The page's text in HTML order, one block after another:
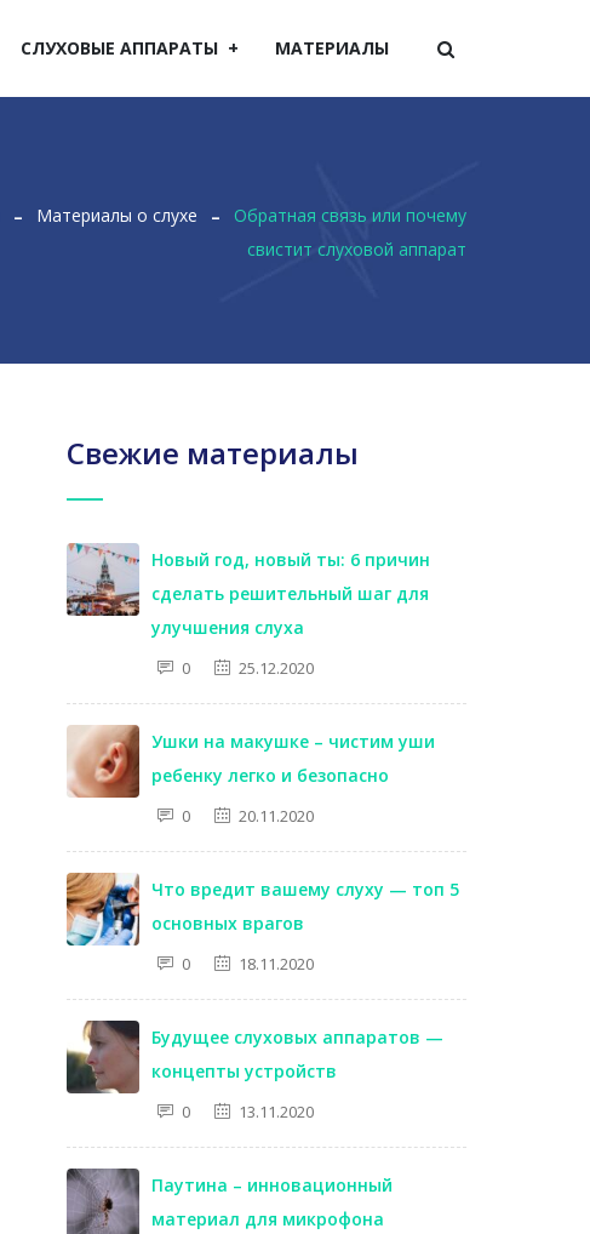
СЛУХОВЫЕ АППАРАТЫ МАТЕРИАЛЫ
Материалы о слухе
Обратная связь или почему
свистит слуховой аппарат
Свежие материалы
Новый год, новый ты: 6 причин
сделать решительный шаг для
улучшения слуха
0 25.12.2020
Ушки на макушке – чистим уши
ребенку легко и безопасно
0 20.11.2020
Что вредит вашему слуху — топ 5
основных врагов
0 18.11.2020
Будущее слуховых аппаратов —
концепты устройств
0 13.11.2020
Паутина – инновационный
материал для микрофона